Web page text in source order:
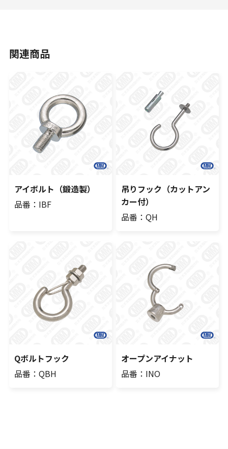
関連商品
アイボルト（鍛造製）
品番：IBF
吊りフック（カットアン
カー付）
品番：QH
Qボルトフック
品番：QBH
オープンアイナット
品番：INO